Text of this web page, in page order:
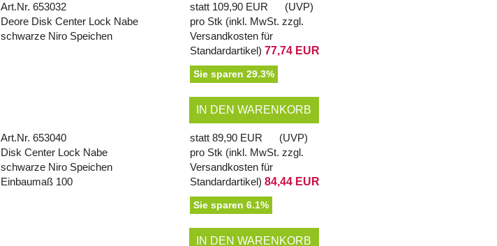
Art.Nr. 653032
Deore Disk Center Lock Nabe
schwarze Niro Speichen
statt 109,90 EUR (UVP)
pro Stk (inkl. MwSt. zzgl.
Versandkosten für
Standardartikel) 77,74 EUR
Sie sparen 29.3%
IN DEN WARENKORB
Art.Nr. 653040
Disk Center Lock Nabe
schwarze Niro Speichen
Einbaumaß 100
statt 89,90 EUR (UVP)
pro Stk (inkl. MwSt. zzgl.
Versandkosten für
Standardartikel) 84,44 EUR
Sie sparen 6.1%
IN DEN WARENKORB